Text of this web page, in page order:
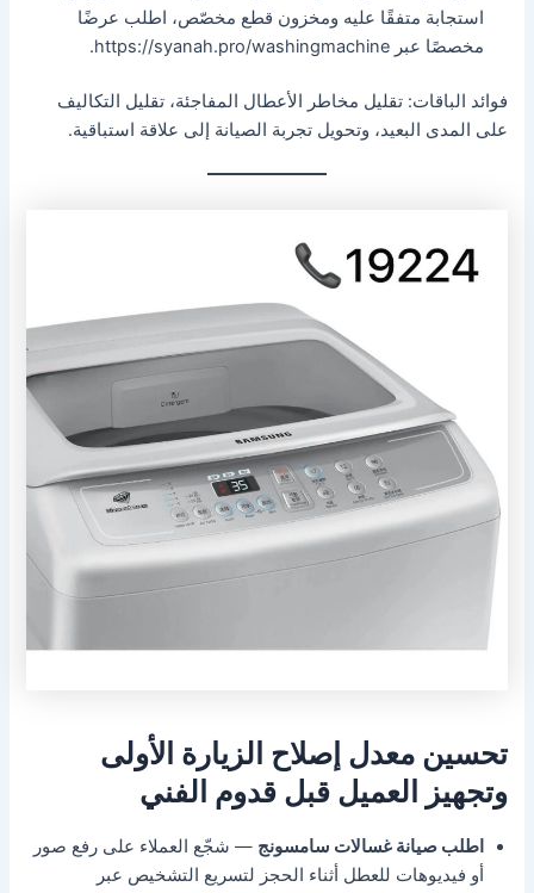
استجابة متفقًا عليه ومخزون قطع مخصّص، اطلب عرضًا
مخصصًا عبر https://syanah.pro/washingmachine.
فوائد الباقات: تقليل مخاطر الأعطال المفاجئة، تقليل التكاليف
على المدى البعيد، وتحويل تجربة الصيانة إلى علاقة استباقية.
تحسين معدل إصلاح الزيارة الأولى
وتجهيز العميل قبل قدوم الفني
اطلب صيانة غسالات سامسونج — شجّع العملاء على رفع صور
أو فيديوهات للعطل أثناء الحجز لتسريع التشخيص عبر